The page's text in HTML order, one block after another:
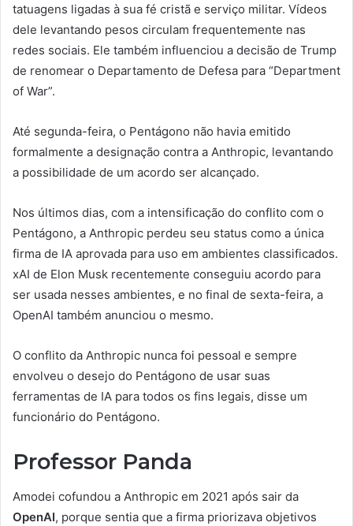
tatuagens ligadas à sua fé cristã e serviço militar. Vídeos
dele levantando pesos circulam frequentemente nas
redes sociais. Ele também influenciou a decisão de Trump
de renomear o Departamento de Defesa para “Department
of War”.
Até segunda-feira, o Pentágono não havia emitido
formalmente a designação contra a Anthropic, levantando
a possibilidade de um acordo ser alcançado.
Nos últimos dias, com a intensificação do conflito com o
Pentágono, a Anthropic perdeu seu status como a única
firma de IA aprovada para uso em ambientes classificados.
xAI de Elon Musk recentemente conseguiu acordo para
ser usada nesses ambientes, e no final de sexta-feira, a
OpenAI também anunciou o mesmo.
O conflito da Anthropic nunca foi pessoal e sempre
envolveu o desejo do Pentágono de usar suas
ferramentas de IA para todos os fins legais, disse um
funcionário do Pentágono.
Professor Panda
Amodei cofundou a Anthropic em 2021 após sair da
OpenAI, porque sentia que a firma priorizava objetivos